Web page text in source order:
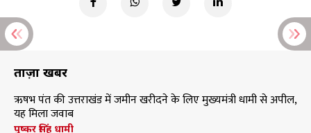
ताज़ा खबरें
ऋषभ पंत की उत्तराखंड में जमीन खरीदने के लिए मुख्यमंत्री धामी से अपील,
यह मिला जवाब
पुष्कर सिंह धामी